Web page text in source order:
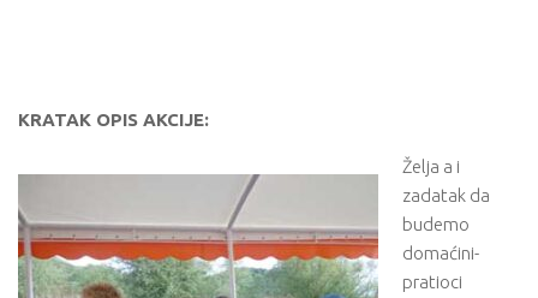
KRATAK OPIS AKCIJE:
Želja a i
zadatak da
budemo
domaćini-
pratioci